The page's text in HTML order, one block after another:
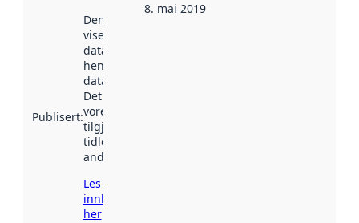
Publisert:
Denne datoen
viser når
datasettet vart
henta inn av
data.norge.no.
Det kan ha
vore
tilgjengeleg
tidlegare
andre stader.
Les meir om
innhenting
her
8. mai 2019